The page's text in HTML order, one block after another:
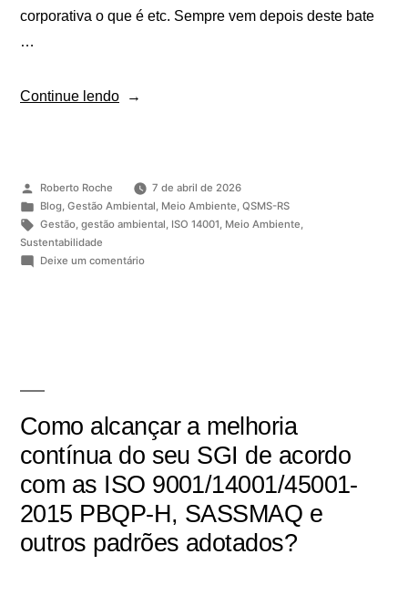
corporativa o que é etc. Sempre vem depois deste bate
…
Continue lendo
Roberto Roche
7 de abril de 2026
Blog, Gestão Ambiental, Meio Ambiente, QSMS-RS
Gestão, gestão ambiental, ISO 14001, Meio Ambiente,
Sustentabilidade
Deixe um comentário
Como alcançar a melhoria
contínua do seu SGI de acordo
com as ISO 9001/14001/45001-
2015 PBQP-H, SASSMAQ e
outros padrões adotados?